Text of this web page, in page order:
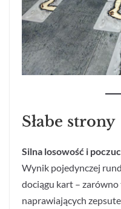
Słabe strony
Silna losowość i
Wynik pojedynczej
dociągu kart – zarówno
naprawiających